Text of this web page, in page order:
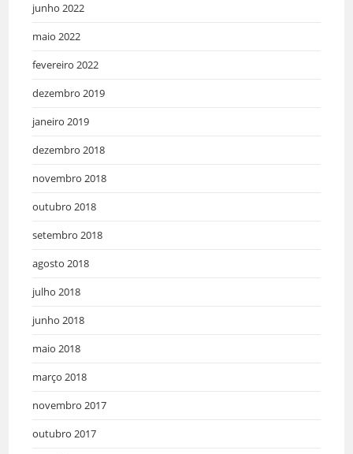
junho 2022
maio 2022
fevereiro 2022
dezembro 2019
janeiro 2019
dezembro 2018
novembro 2018
outubro 2018
setembro 2018
agosto 2018
julho 2018
junho 2018
maio 2018
março 2018
novembro 2017
outubro 2017